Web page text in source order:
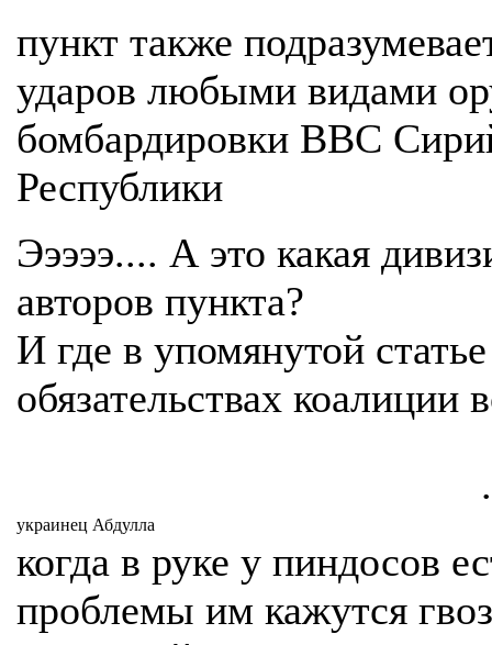
пункт также
ударов любыми видами
бомбардировки ВВС
Республики
Эээээ.... А это какая
авторов пункта?
И где в упомянутой
обязательствах коалиции
.
украинец Абдулла
когда в руке у пиндосов
проблемы им кажутся